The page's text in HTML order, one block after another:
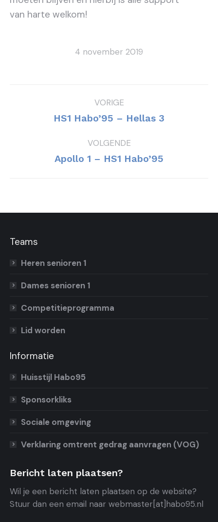
van harte welkom!
4 november 2019
navigatie
VORIGE
Vorig
HS1 Habo’95 – Hellas 3
VOLGENDE
Volgend
Apollo 1 – HS1 Habo’95
Teams
Heren senioren 1
Dames senioren 1
Competitieprogramma
Lid worden
Informatie
Huisstijl Habo95
Sponsorkliks
Sociale omgeving
Verklaring omtrent gedrag aanvragen (VOG)
Bericht laten plaatsen?
Wil je een bericht laten plaatsen op de website?
Stuur dan een email naar webmaster[at]habo95.nl